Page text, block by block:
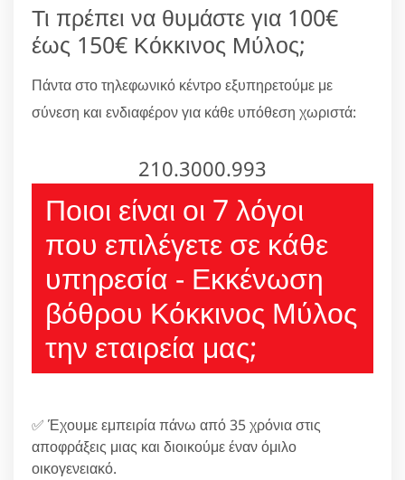
Τι πρέπει να θυμάστε για 100€
έως 150€ Κόκκινος Μύλος;
Πάντα στο τηλεφωνικό κέντρο εξυπηρετούμε με
σύνεση και ενδιαφέρον για κάθε υπόθεση χωριστά:
210.3000.993
Ποιοι είναι οι 7 λόγοι
που επιλέγετε σε κάθε
υπηρεσία - Εκκένωση
βόθρου Κόκκινος Μύλος
την εταιρεία μας;
✅ Έχουμε εμπειρία πάνω από 35 χρόνια στις
αποφράξεις μιας και διοικούμε έναν όμιλο
οικογενειακό.